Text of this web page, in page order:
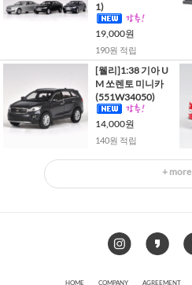
1)
19,000원
190원 적립
[웰리]1:38 기아 U
M 쏘렌토 미니카
(551W34050)
14,000원
140원 적립
+ more
HOME COMPANY AGREEMENT